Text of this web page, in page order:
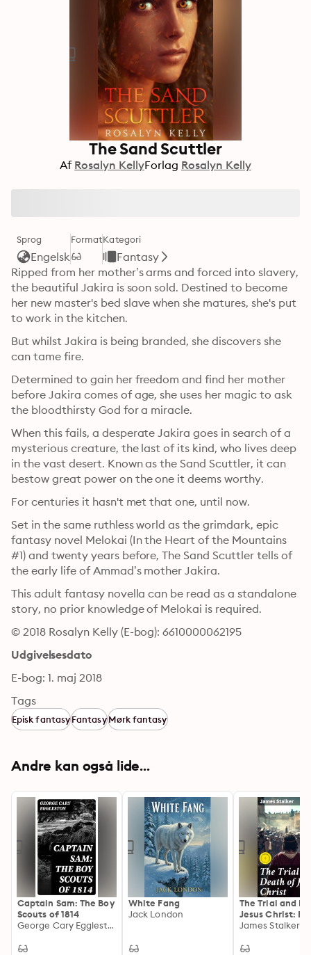
The Sand Scuttler
Af Rosalyn KellyForlag Rosalyn Kelly
Sprog
Engelsk
FormatKategori
Fantasy
Ripped from her mother’s arms and forced into slavery,
the beautiful Jakira is soon sold. Destined to become
her new master's bed slave when she matures, she's put
to work in the kitchen.
But whilst Jakira is being branded, she discovers she
can tame fire.
Determined to gain her freedom and find her mother
before Jakira comes of age, she uses her magic to ask
the bloodthirsty God for a miracle.
When this fails, a desperate Jakira goes in search of a
mysterious creature, the last of its kind, who lives deep
in the vast desert. Known as the Sand Scuttler, it can
bestow great power on the one it deems worthy.
For centuries it hasn't met that one, until now.
Set in the same ruthless world as the grimdark, epic
fantasy novel Melokai (In the Heart of the Mountains
#1) and twenty years before, The Sand Scuttler tells of
the early life of Ammad’s mother Jakira.
This adult fantasy novella can be read as a standalone
story, no prior knowledge of Melokai is required.
© 2018 Rosalyn Kelly (E-bog): 6610000062195
Udgivelsesdato
E-bog: 1. maj 2018
Tags
Episk fantasyFantasyMørk fantasy
Andre kan også lide...
Captain Sam: The Boy
Scouts of 1814
George Cary Eggleston
White Fang
Jack London
The Trial and
Jesus Christ:
edition. A
Passion
James Stalker